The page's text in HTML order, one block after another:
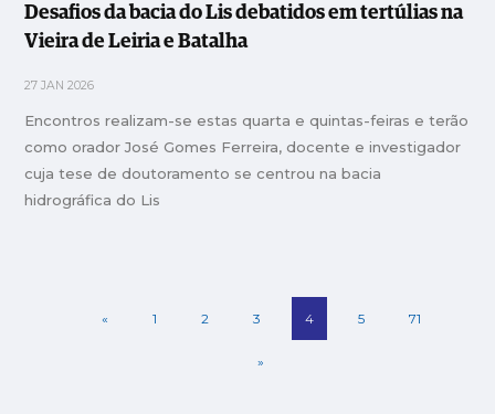
Desafios da bacia do Lis debatidos em tertúlias na
Vieira de Leiria e Batalha
27 JAN 2026
Encontros realizam-se estas quarta e quintas-feiras e terão
como orador José Gomes Ferreira, docente e investigador
cuja tese de doutoramento se centrou na bacia
hidrográfica do Lis
« 1 2 3 4 5 71
»